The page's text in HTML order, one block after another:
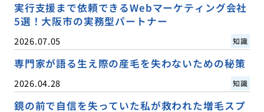
実行支援まで依頼できるWebマーケティング会社
5選！大阪市の実務型パートナー
2026.07.05 知識
専門家が語る生え際の産毛を失わないための秘策
2026.04.28 知識
鏡の前で自信を失っていた私が救われた増毛スプ